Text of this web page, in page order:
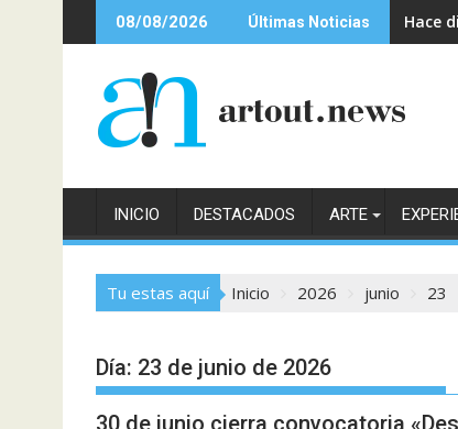
a
o
08/08/2026 Últimas Noticias Hace
INICIO DESTACADOS ARTE
Tu estas aquí Inicio 2026 junio 23
Día: 23 de junio de 2026
30 de junio cierra convocatoria